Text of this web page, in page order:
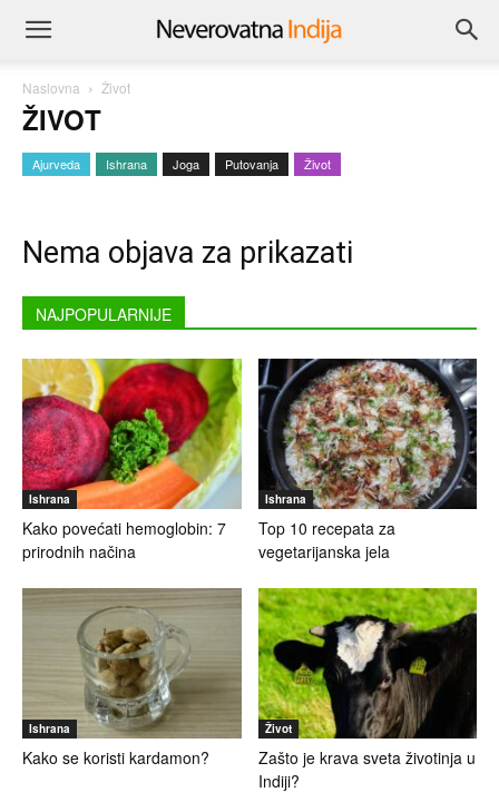
Naslovna Život
ŽIVOT
Ajurveda Ishrana Joga Putovanja Život
Nema objava za prikazati
NAJPOPULARNIJE
Ishrana
Kako povećati hemoglobin: 7
prirodnih načina
Ishrana
Top 10 recepata za
vegetarijanska jela
Ishrana
Kako se koristi kardamon?
Život
Zašto je krava sveta životinja u
Indiji?